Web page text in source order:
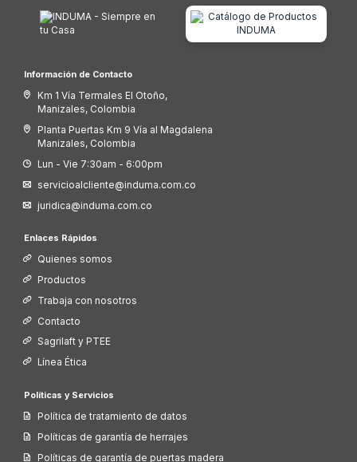
Información de Contacto
Km 1 Vía Termales El Otoño,
Manizales, Colombia
Planta Puertas Km 9 Vía al Magdalena
Manizales, Colombia
Lun - Vie 7:30am - 6:00pm
servicioalcliente@induma.com.co
juridica@induma.com.co
Enlaces Rápidos
Quienes somos
Productos
Trabaja con nosotros
Contacto
Sagrilaft y PTEE
Línea Ética
Políticas y Servicios
Política de tratamiento de datos
Políticas de garantía de herrajes
Políticas de garantía de puertas madera